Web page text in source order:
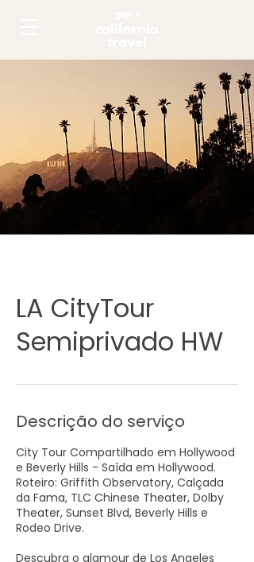
LA CityTour
Semiprivado HW
Descrição do serviço
City Tour Compartilhado em Hollywood
e Beverly Hills - Saída em Hollywood.
Roteiro: Griffith Observatory, Calçada
da Fama, TLC Chinese Theater, Dolby
Theater, Sunset Blvd, Beverly Hills e
Rodeo Drive.
Descubra o glamour de Los Angeles